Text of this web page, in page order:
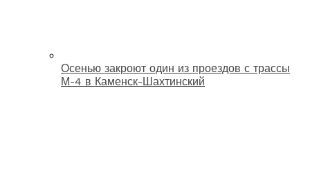
Осенью закроют один из проездов с трассы
М-4 в Каменск-Шахтинский